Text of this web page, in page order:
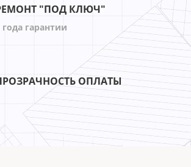
"ПОД КЛЮЧ"
года гарантии
ОПЛАТЫ